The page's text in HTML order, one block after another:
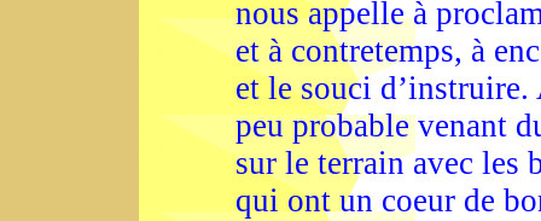
nous appelle à
et à contretemps, à
et le souci d’instruire.
peu probable venant
sur le terrain avec les
qui ont un coeur de